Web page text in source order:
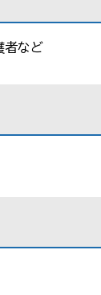
者など